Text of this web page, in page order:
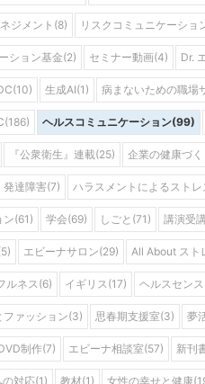
ジメント(8) リスクコミュニケーショ
ション基金(2) セミナー動画(4) Dr.
生成AI(1) 病まないための職場
ヘルスコミュニケーション(99)
『公衆衛生』連載(25) 企業の健康づ
発達障害(7) ハラスメントによるスト
ン(61) 学会(69) しごと(71) 講演受
エビーナサロン(29) All About スト
ルネス(6) イギリス(17) ヘルスセン
ファッション(3) 思春期支援室(3) 夢
制作(7) エビーナ相談室(57) 新刊
対応(1) 教材(1) 女性の幸せと健康